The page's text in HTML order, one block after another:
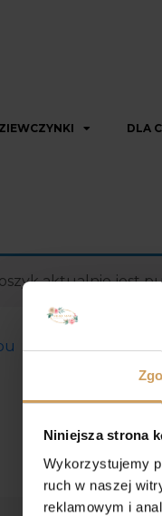
Niniejsza strona
Wykorzystujemy
ruch w naszej
reklamowym i
DLA
aktualnie jest